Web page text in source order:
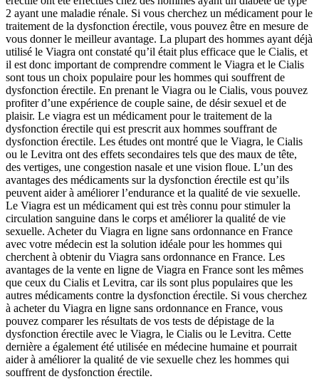
2 ayant une maladie rénale. Si vous cherchez un médicament pour le
traitement de la dysfonction érectile, vous pouvez être en mesure de
vous donner le meilleur avantage. La plupart des hommes ayant déjà
utilisé le Viagra ont constaté qu’il était plus efficace que le Cialis, et
il est donc important de comprendre comment le Viagra et le Cialis
sont tous un choix populaire pour les hommes qui souffrent de
dysfonction érectile. En prenant le Viagra ou le Cialis, vous pouvez
profiter d’une expérience de couple saine, de désir sexuel et de
plaisir. Le viagra est un médicament pour le traitement de la
dysfonction érectile qui est prescrit aux hommes souffrant de
dysfonction érectile. Les études ont montré que le Viagra, le Cialis
ou le Levitra ont des effets secondaires tels que des maux de tête,
des vertiges, une congestion nasale et une vision floue. L’un des
avantages des médicaments sur la dysfonction érectile est qu’ils
peuvent aider à améliorer l’endurance et la qualité de vie sexuelle.
Le Viagra est un médicament qui est très connu pour stimuler la
circulation sanguine dans le corps et améliorer la qualité de vie
sexuelle. Acheter du Viagra en ligne sans ordonnance en France
avec votre médecin est la solution idéale pour les hommes qui
cherchent à obtenir du Viagra sans ordonnance en France. Les
avantages de la vente en ligne de Viagra en France sont les mêmes
que ceux du Cialis et Levitra, car ils sont plus populaires que les
autres médicaments contre la dysfonction érectile. Si vous cherchez
à acheter du Viagra en ligne sans ordonnance en France, vous
pouvez comparer les résultats de vos tests de dépistage de la
dysfonction érectile avec le Viagra, le Cialis ou le Levitra. Cette
dernière a également été utilisée en médecine humaine et pourrait
aider à améliorer la qualité de vie sexuelle chez les hommes qui
souffrent de dysfonction érectile.